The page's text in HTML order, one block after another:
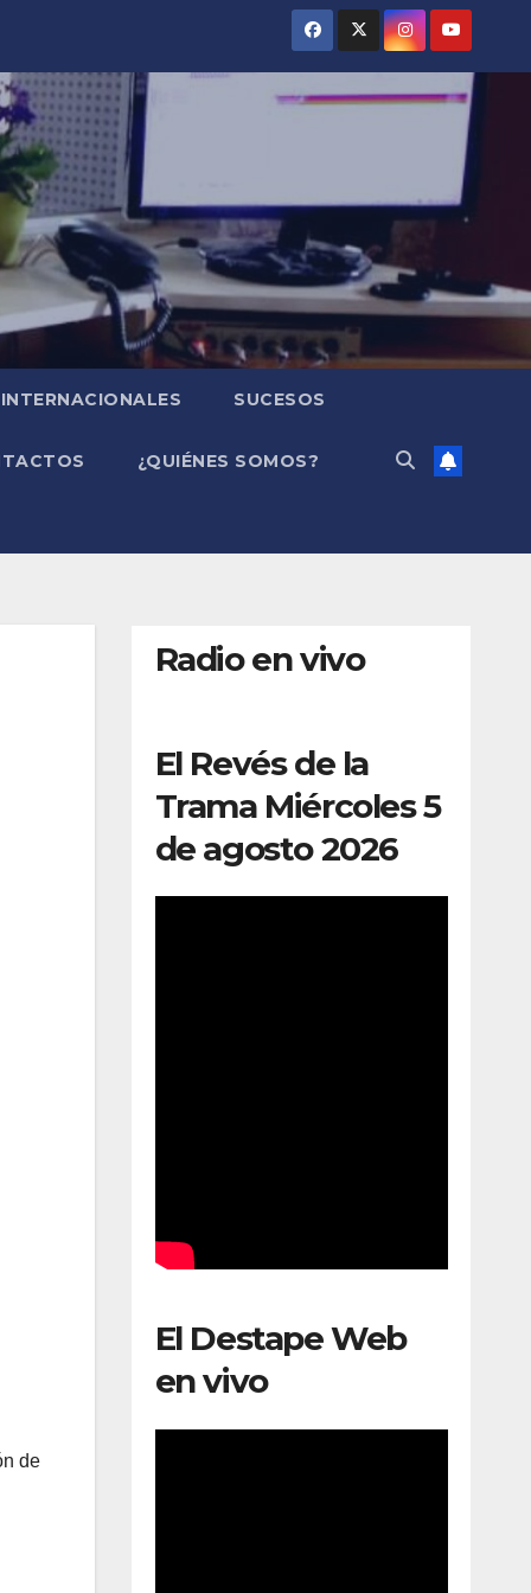
INTERNACIONALES SUCESOS
¿QUIÉNES SOMOS?
de
Radio en vivo
El Revés de la
Trama Miércoles 5
de agosto 2026
El Destape Web
en vivo